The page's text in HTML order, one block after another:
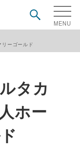
ーゴールド
タカ
ホー